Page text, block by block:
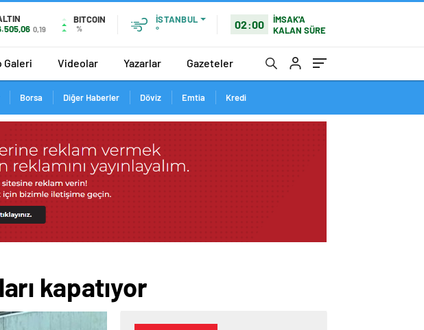
0,19
BITCOIN
%
İSTANBUL
°
02:00
İMSAK'A
KALAN SÜRE
Galeri Videolar Yazarlar Gazeteler
Borsa Diğer Haberler Döviz Emtia Kredi
kapatıyor